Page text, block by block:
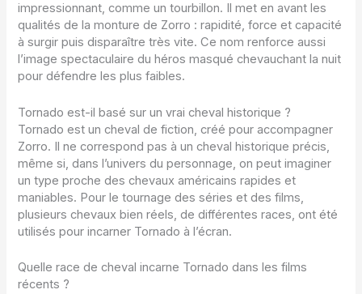
impressionnant, comme un tourbillon. Il met en avant les
qualités de la monture de Zorro : rapidité, force et capacité
à surgir puis disparaître très vite. Ce nom renforce aussi
l’image spectaculaire du héros masqué chevauchant la nuit
pour défendre les plus faibles.
Tornado est-il basé sur un vrai cheval historique ?
Tornado est un cheval de fiction, créé pour accompagner
Zorro. Il ne correspond pas à un cheval historique précis,
même si, dans l’univers du personnage, on peut imaginer
un type proche des chevaux américains rapides et
maniables. Pour le tournage des séries et des films,
plusieurs chevaux bien réels, de différentes races, ont été
utilisés pour incarner Tornado à l’écran.
Quelle race de cheval incarne Tornado dans les films
récents ?